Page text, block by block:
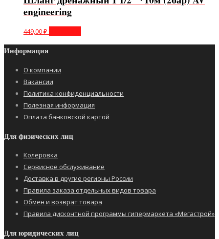
engineering
449,00₽
Информация
О компании
Вакансии
Политика конфиденциальности
Полезная информация
Оплата банковской картой
Для физических лиц
Колеровка
Сервисное обслуживание
Доставка в другие регионы России
Правила заказа отдельных видов товара
Обмен и возврат товара
Правила дисконтной программы гипермаркета «Мегастрой»
Для юридических лиц